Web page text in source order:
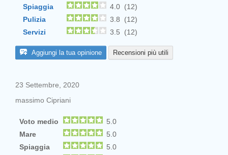
Spiaggia
4.0 (12)
Pulizia
3.8 (12)
Servizi
3.5 (12)
Aggiungi la tua opinione Recensioni più utili
23 Settembre, 2020
massimo Cipriani
Voto medio
5.0
Mare
5.0
Spiaggia
5.0